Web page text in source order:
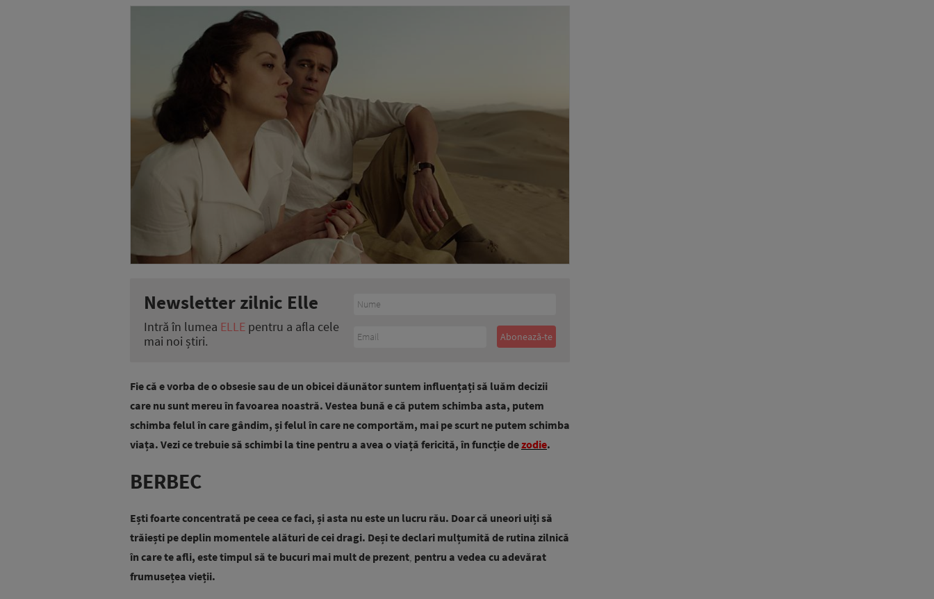
Newsletter zilnic Elle
Intră în lumea ELLE pentru a afla cele
mai noi știri.
Fie că e vorba de o obsesie sau de un obicei dăunător suntem influențați să luăm decizii
care nu sunt mereu în favoarea noastră. Vestea bună e că putem schimba asta, putem
schimba felul în care gândim, și felul în care ne comportăm, mai pe scurt ne putem schimba
viața. Vezi ce trebuie să schimbi la tine pentru a avea o viață fericită, în funcție dezodie.
BERBEC
Ești foarte concentrată pe ceea ce faci, și asta nu este un lucru rău. Doar că uneori uiți să
trăiești pe deplin momentele alături de cei dragi. Deși te declari mulțumită de rutina zilnică
în care te afli, este timpul să te bucuri mai mult de prezent, pentru a vedea cu adevărat
frumusețea vieții.